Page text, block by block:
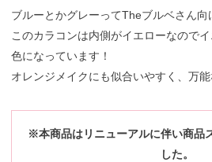
ブルーとかグレーってTheブルベさん向
このカラコンは内側がイエローなので
色になっています！
オレンジメイクにも似合いやすく、万
※本商品はリニューアルに伴い商品
した。